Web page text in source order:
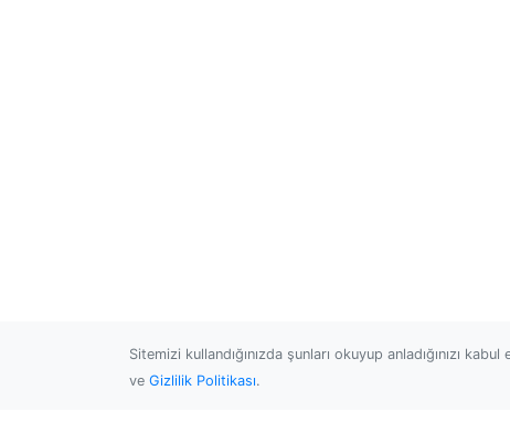
Sitemizi kullandığınızda şunları okuyup anladığınızı
ve Gizlilik Politikası.